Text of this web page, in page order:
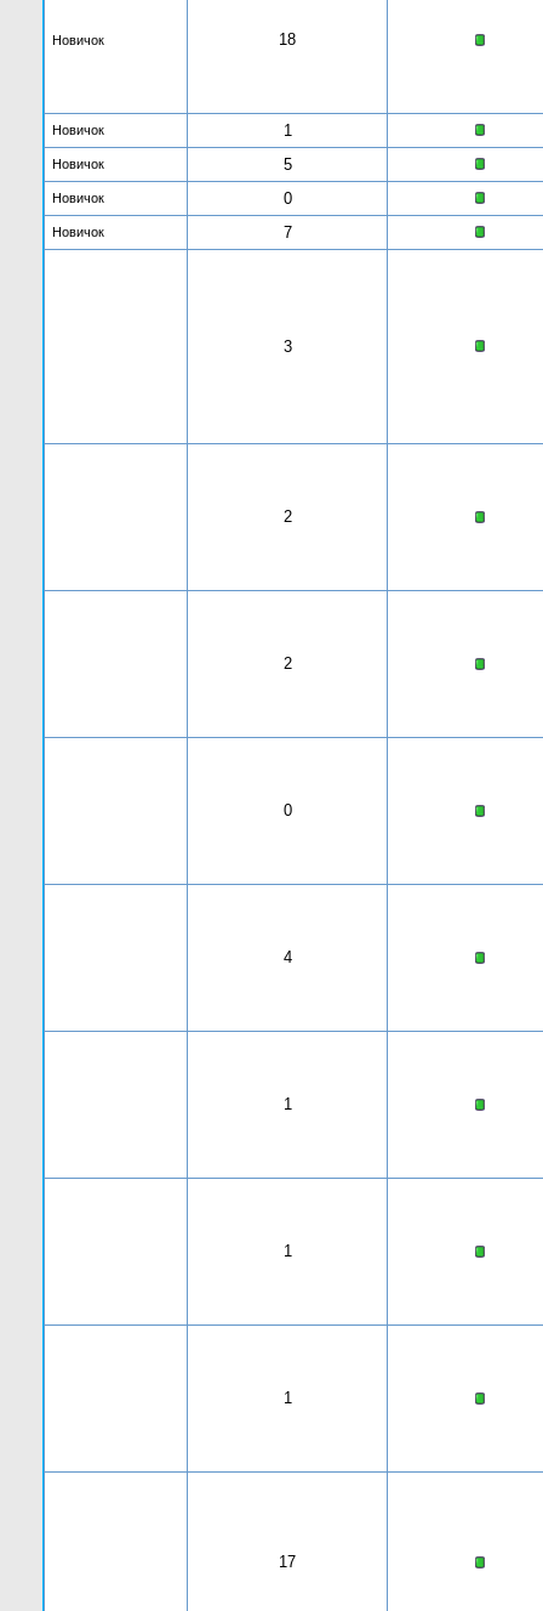
Новичок 18
Новичок 1
Новичок 5
Новичок 0
Новичок 7
3
2
2
0
4
1
1
1
17